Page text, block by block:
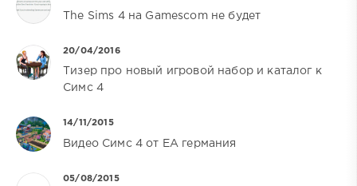
The Sims 4 на Gamescom не будет
20/04/2016
Тизер про новый игровой набор и каталог к
Симс 4
14/11/2015
Видео Симс 4 от EA германия
05/08/2015